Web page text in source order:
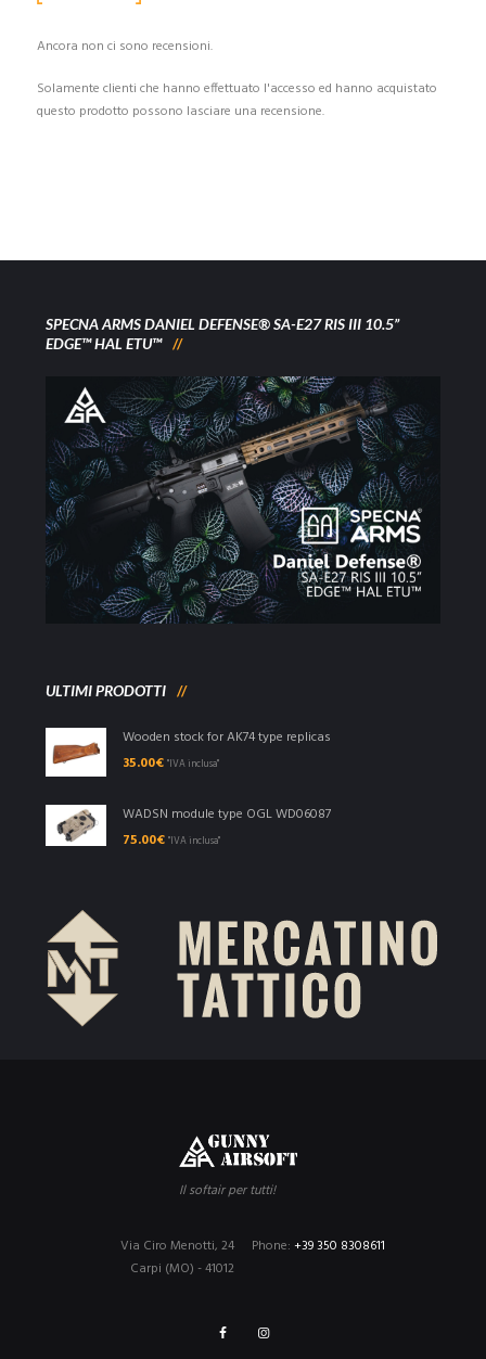
Ancora non ci sono recensioni.
Solamente clienti che hanno effettuato l'accesso ed hanno acquistato
questo prodotto possono lasciare una recensione.
SPECNA ARMS DANIEL DEFENSE® SA-E27 RIS III 10.5”
EDGE™ HAL ETU™
ULTIMI PRODOTTI
Wooden stock for AK74 type replicas
35.00€ "IVA inclusa"
WADSN module type OGL WD06087
75.00€ "IVA inclusa"
Il softair per tutti!
Phone: +39 350 8308611
Via Ciro Menotti, 24
Carpi (MO) - 41012